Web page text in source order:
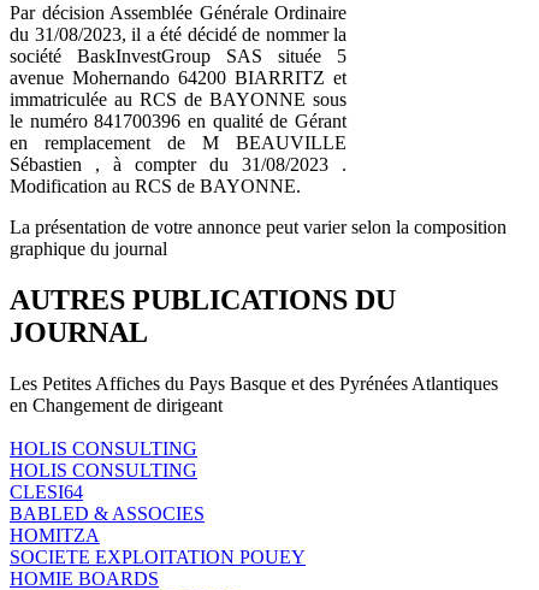
Par décision Assemblée Générale Ordinaire
du 31/08/2023, il a été décidé de nommer la
société BaskInvestGroup SAS située 5
avenue Mohernando 64200 BIARRITZ et
immatriculée au RCS de BAYONNE sous
le numéro 841700396 en qualité de Gérant
en remplacement de M BEAUVILLE
Sébastien , à compter du 31/08/2023 .
Modification au RCS de BAYONNE.
La présentation de votre annonce peut varier selon la composition
graphique du journal
AUTRES PUBLICATIONS DU
JOURNAL
Les Petites Affiches du Pays Basque et des Pyrénées Atlantiques
en Changement de dirigeant
HOLIS CONSULTING
HOLIS CONSULTING
CLESI64
BABLED & ASSOCIES
HOMITZA
SOCIETE EXPLOITATION POUEY
HOMIE BOARDS